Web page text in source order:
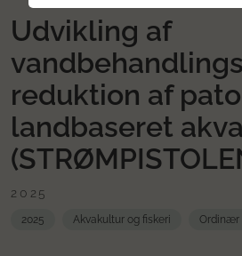
Udvikling af
reduktion af
landbaseret
2025
2025 Akvakultur og fiskeri Ordinær